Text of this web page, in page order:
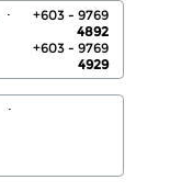
.
+603 - 9769
4892
+603 - 9769
4929
.